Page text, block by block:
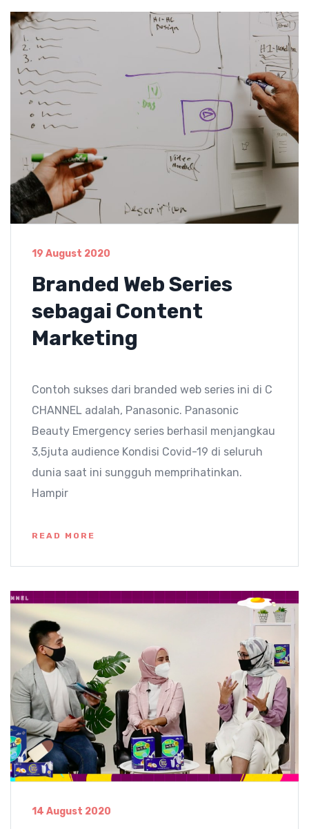
19 August 2020
Branded Web Series
sebagai Content
Marketing
Contoh sukses dari branded web series ini di C
CHANNEL adalah, Panasonic. Panasonic
Beauty Emergency series berhasil menjangkau
3,5juta audience Kondisi Covid-19 di seluruh
dunia saat ini sungguh memprihatinkan.
Hampir
READ MORE
14 August 2020